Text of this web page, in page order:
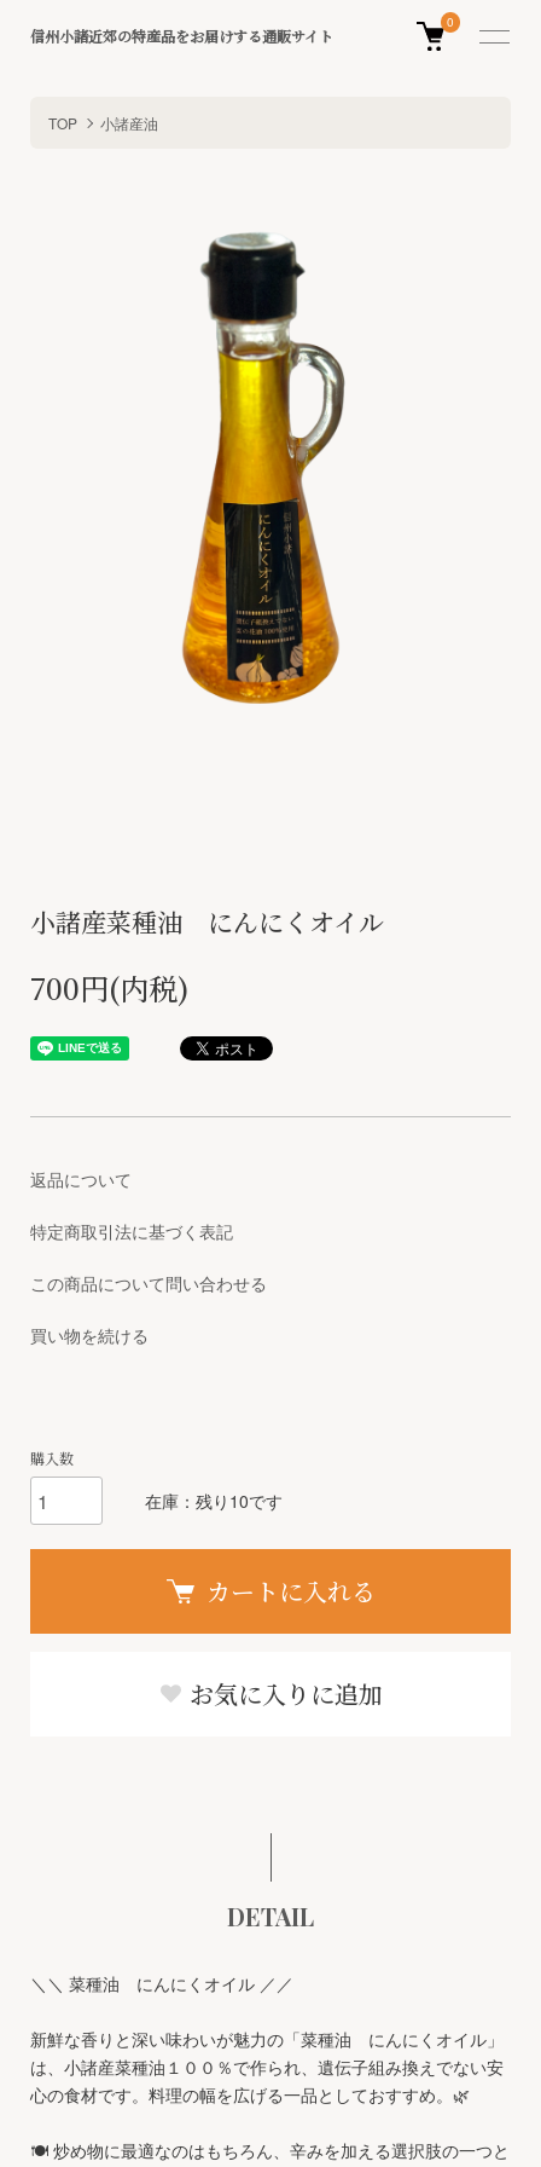
信州小諸近郊の特産品をお届けする通販サイト
0
TOP 小諸産油
小諸産菜種油 にんにくオイル
700円(内税)
返品について
特定商取引法に基づく表記
この商品について問い合わせる
買い物を続ける
購入数
在庫：残り10です
カートに入れる
お気に入りに追加
DETAIL
＼＼ 菜種油 にんにくオイル ／／
新鮮な香りと深い味わいが魅力の「菜種油 にんにくオイル」
は、小諸産菜種油１００％で作られ、遺伝子組み換えでない安
心の食材です。料理の幅を広げる一品としておすすめ。🌿
🍽️ 炒め物に最適なのはもちろん、辛みを加える選択肢の一つと